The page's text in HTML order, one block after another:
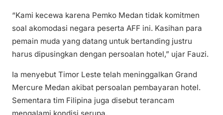
“Kami kecewa karena Pemko Medan tidak komitmen
soal akomodasi negara peserta AFF ini. Kasihan para
pemain muda yang datang untuk bertanding justru
harus dipusingkan dengan persoalan hotel,” ujar Fauzi.
Ia menyebut Timor Leste telah meninggalkan Grand
Mercure Medan akibat persoalan pembayaran hotel.
Sementara tim Filipina juga disebut terancam